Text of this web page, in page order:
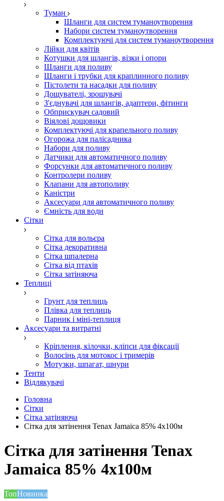
Туман
Шланги для систем туманоутворення
Набори систем туманоутворення
Комплектуючі для систем туманоутворення
Лійки для квітів
Котушки для шлангів, візки і опори
Шланги для поливу
Шланги і трубки для краплинного поливу
Пістолети та насадки для поливу
Дощувателі, зрошувачі
З'єднувачі для шлангів, адаптери, фітинги
Обприскувач садовий
Віялові дощовики
Комплектуючі для крапельного поливу
Огорожа для палісадника
Набори для поливу
Датчики для автоматичного поливу
Форсунки для автоматичного поливу
Контролери поливу
Клапани для автополиву
Каністри
Аксесуари для автоматичного поливу
Ємність для води
Сітки
Сітка для вольєра
Сітка декоративна
Сітка шпалерна
Сітка від птахів
Сітка затіняюча
Теплиці
Грунт для теплиць
Плівка для теплиць
Парник і міні-теплиця
Аксесуари та витратні
Кріплення, кілочки, кліпси для фіксації
Волосінь для мотокос і тримерів
Мотузки, шпагат, шнури
Тенти
Відлякувачі
Головна
Сітки
Сітка затіняюча
Cітка для затінення Tenax Jamaica 85% 4x100м
Cітка для затінення Tenax
Jamaica 85% 4x100м
ТопНовинка